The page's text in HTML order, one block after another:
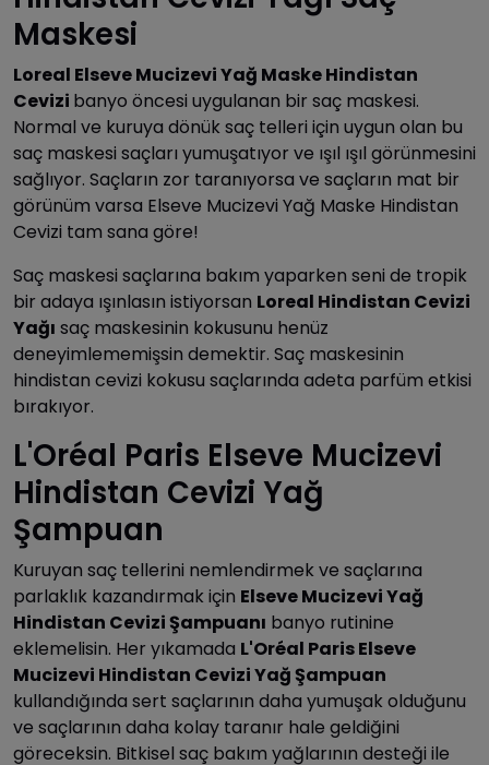
Maskesi
Loreal Elseve Mucizevi Yağ Maske Hindistan
Cevizi banyo öncesi uygulanan bir saç maskesi.
Normal ve kuruya dönük saç telleri için uygun olan bu
saç maskesi saçları yumuşatıyor ve ışıl ışıl görünmesini
sağlıyor. Saçların zor taranıyorsa ve saçların mat bir
görünüm varsa Elseve Mucizevi Yağ Maske Hindistan
Cevizi tam sana göre!
Saç maskesi saçlarına bakım yaparken seni de tropik
bir adaya ışınlasın istiyorsan Loreal Hindistan Cevizi
Yağı saç maskesinin kokusunu henüz
deneyimlememişsin demektir. Saç maskesinin
hindistan cevizi kokusu saçlarında adeta parfüm etkisi
bırakıyor.
L'Oréal Paris Elseve Mucizevi
Hindistan Cevizi Yağ
Şampuan
Kuruyan saç tellerini nemlendirmek ve saçlarına
parlaklık kazandırmak için Elseve Mucizevi Yağ
Hindistan Cevizi Şampuanı banyo rutinine
eklemelisin. Her yıkamada L'Oréal Paris Elseve
Mucizevi Hindistan Cevizi Yağ Şampuan
kullandığında sert saçlarının daha yumuşak olduğunu
ve saçlarının daha kolay taranır hale geldiğini
göreceksin. Bitkisel saç bakım yağlarının desteği ile